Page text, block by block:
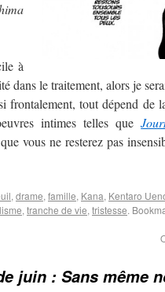
à
dans le traitement, alors je
frontalement, tout dépend de
intimes telles que
vous ne resterez pas
, drame, famille, Kana, Kentaro
, tranche de vie, tristesse.
juin : Sans même